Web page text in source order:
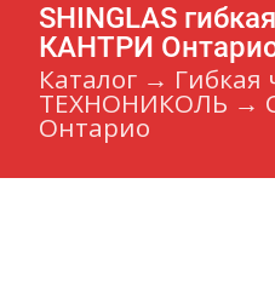
SHINGLAS
КАНТРИ
Каталог → Гибкая
ТЕХНОНИКОЛЬ →
Онтарио